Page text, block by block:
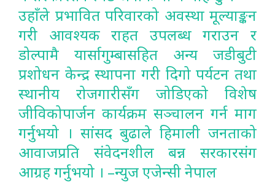
उहाँले प्रभावित परिवारको अवस्था मूल्याङ्कन
गरी आवश्यक राहत उपलब्ध गराउन र
डोल्पामै यार्सागुम्बासहित अन्य जडीबुटी
प्रशोधन केन्द्र स्थापना गरी दिगो पर्यटन तथा
स्थानीय रोजगारीसँग जोडिएको विशेष
जीविकोपार्जन कार्यक्रम सञ्चालन गर्न माग
गर्नुभयो । सांसद बुढाले हिमाली जनताको
आवाजप्रति संवेदनशील बन्न सरकारसंग
आग्रह गर्नुभयो । –न्युज एजेन्सी नेपाल